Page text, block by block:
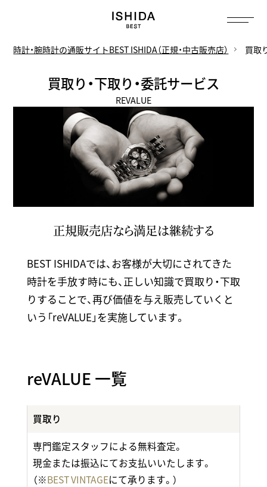
時計・腕時計の通販サイトBEST ISHIDA（正規・中古販売店） 買取
買取り・下取り・委託サービス
REVALUE
正規販売店なら満足は継続する
BEST ISHIDAでは、お客様が大切にされてきた
時計を手放す時にも、正しい知識で買取り・下取
りすることで、再び価値を与え販売していくと
いう「reVALUE」を実施しています。
reVALUE 一覧
買取り
専門鑑定スタッフによる無料査定。
現金または振込にてお支払いいたします。
（※BEST VINTAGEにて承ります。）
へ